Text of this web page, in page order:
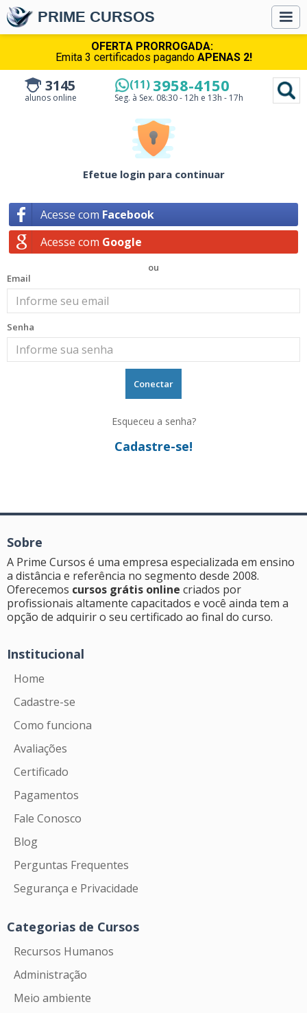
OFERTA PRORROGADA:
Emita 3 certificados pagando APENAS 2!
PRIME CURSOS
3145
alunos online
(11) 3958-4150
Seg. à Sex. 08:30 - 12h e 13h - 17h
Efetue login para continuar
Acesse com Facebook
Acesse com Google
ou
Email
Senha
Esqueceu a senha?
Cadastre-se!
Sobre
A Prime Cursos é uma empresa especializada em ensino
a distância e referência no segmento desde 2008.
Oferecemos cursos grátis online criados por
profissionais altamente capacitados e você ainda tem a
opção de adquirir o seu certificado ao final do curso.
Institucional
Home
Cadastre-se
Como funciona
Avaliações
Certificado
Pagamentos
Fale Conosco
Blog
Perguntas Frequentes
Segurança e Privacidade
Categorias de Cursos
Recursos Humanos
Administração
Meio ambiente